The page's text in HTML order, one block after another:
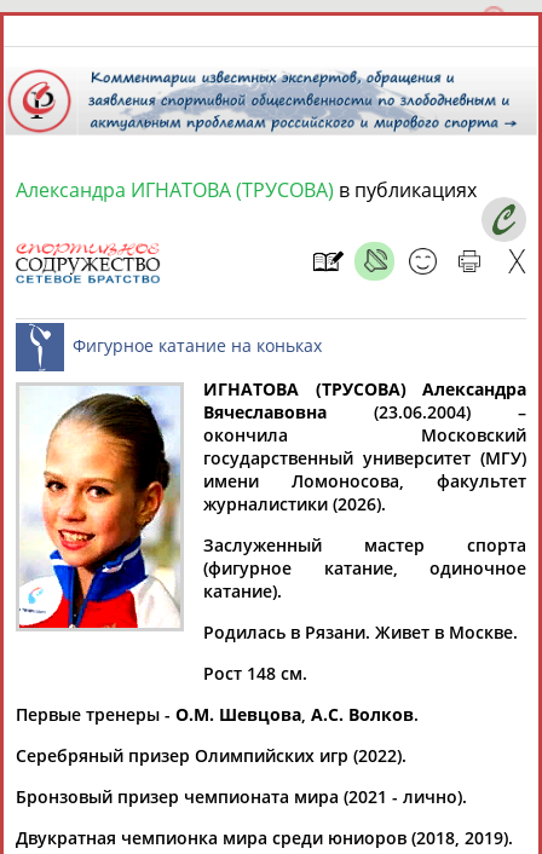
7 августа 2026 года,18:10
СПОРТСМЕНЫ, ТРЕНЕРЫ И СПЕЦИАЛИСТЫ
Найдено: 1персона
Александра
ИГНАТОВА
Ваш запрос: "Александра Трусова"
Документы 1-10 из 220 найденных уникальных документов
1 2 3 4 ... 20 21 22
состав сборной России на следующий сезон
Фигуристки Камила Валиева и
Игнатова
Александра ИГНАТОВА (ТРУСОВА) в публикациях
Фигурное катание на коньках
ИГНАТОВА (ТРУСОВА) Александра
Вячеславовна (23.06.2004) –
окончила Московский
государственный университет (МГУ)
имени Ломоносова, факультет
журналистики (2026).
Заслуженный мастер спорта
(фигурное катание, одиночное
катание).
Родилась в Рязани. Живет в Москве.
Рост 148 см.
Первые тренеры - О.М. Шевцова, А.С. Волков.
Серебряный призер Олимпийских игр (2022).
Бронзовый призер чемпионата мира (2021 - лично).
Двукратная чемпионка мира среди юниоров (2018, 2019).